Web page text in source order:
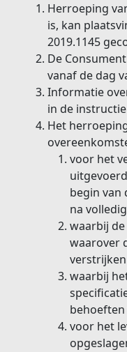
Herroeping
is, kan
2019.1145
De
vanaf de dag
Informatie
in de
Het
voor het
begin van
na
waarbij
waarover
waarbij
voor het